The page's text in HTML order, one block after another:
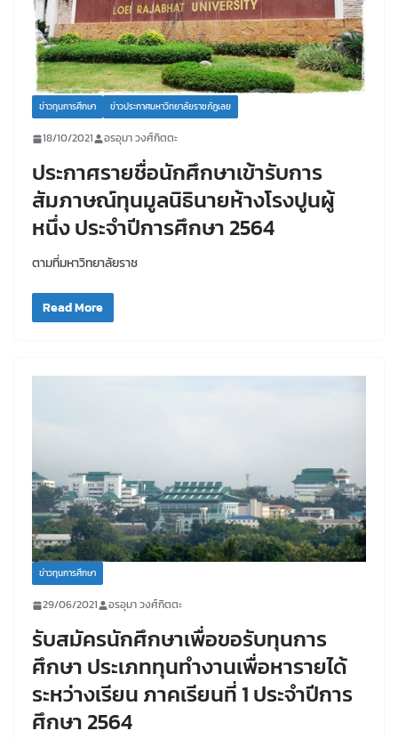
ข่าวทุนการศึกษา ข่าวประกาศมหาวิทยาลัยราชภัฏเลย
18/10/2021 อรอุมา วงศ์กิตตะ
ประกาศรายชื่อนักศึกษาเข้ารับการ
สัมภาษณ์ทุนมูลนิธินายห้างโรงปูนผู้
หนึ่ง ประจำปีการศึกษา 2564
ตามที่มหาวิทยาลัยราช
Read More
ข่าวทุนการศึกษา
29/06/2021 อรอุมา วงศ์กิตตะ
รับสมัครนักศึกษาเพื่อขอรับทุนการ
ศึกษา ประเภททุนทำงานเพื่อหารายได้
ระหว่างเรียน ภาคเรียนที่ 1 ประจำปีการ
ศึกษา 2564